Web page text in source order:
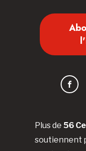
Plus de 56
soutiennent